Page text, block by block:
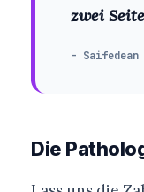
zwei
– Saifedean
Die